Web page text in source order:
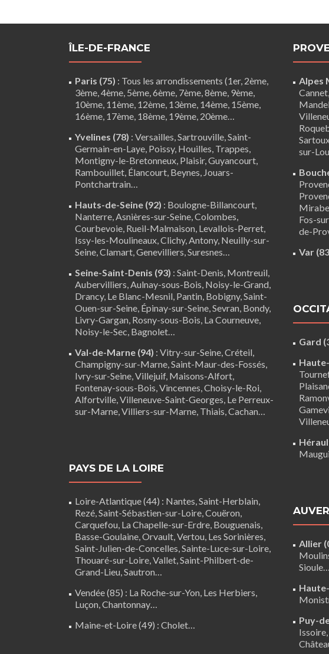
ÎLE-DE-FRANCE
Paris (75) : Tous les arrondissements (1er, 2ème,
3ème, 4ème, 5ème, 6ème, 7ème, 8ème, 9ème,
10ème, 11ème, 12ème, 13ème, 14ème, 15ème,
16ème, 17ème, 18ème, 19ème, 20ème…
Yvelines (78) : Versailles,Sartrouville,Saint-
Germain-en-Laye, Poissy, Houilles, Trappes,
Montigny-le-Bretonneux, Plaisir,Guyancourt,
Rambouillet, Élancourt, Beynes, Jouars-
Pontchartrain…
Hauts-de-Seine (92) : Boulogne-Billancourt,
Nanterre, Asnières-sur-Seine, Colombes,
Courbevoie, Rueil-Malmaison, Levallois-Perret,
Issy-les-Moulineaux, Clichy, Antony, Neuilly-sur-
Seine,Clamart, Genevilliers, Suresnes…
Seine-Saint-Denis (93) : Saint-Denis, Montreuil,
Aubervilliers, Aulnay-sous-Bois, Noisy-le-Grand,
Drancy, Le Blanc-Mesnil, Pantin, Bobigny, Saint-
Ouen-sur-Seine, Épinay-sur-Seine, Sevran, Bondy,
Livry-Gargan, Rosny-sous-Bois, La Courneuve,
Noisy-le-Sec, Bagnolet…
Val-de-Marne (94) : Vitry-sur-Seine,Créteil,
Champigny-sur-Marne, Saint-Maur-des-Fossés,
Ivry-sur-Seine, Villejuif, Maisons-Alfort,
Fontenay-sous-Bois,Vincennes, Choisy-le-Roi,
Alfortville, Villeneuve-Saint-Georges, Le Perreux-
sur-Marne, Villiers-sur-Marne, Thiais, Cachan…
PAYS DE LA LOIRE
Loire-Atlantique (44) : Nantes,Saint-Herblain,
Rezé, Saint-Sébastien-sur-Loire,Couëron,
Carquefou, La Chapelle-sur-Erdre, Bouguenais,
Basse-Goulaine, Orvault,Vertou, Les Sorinières,
Saint-Julien-de-Concelles,Sainte-Luce-sur-Loire,
Thouaré-sur-Loire, Vallet, Saint-Philbert-de-
Grand-Lieu, Sautron…
Vendée (85) : La Roche-sur-Yon, Les Herbiers,
Luçon,Chantonnay…
Maine-et-Loire (49) : Cholet…
Alpes
Cannet,
sur-
Fos-
de-
Var
Gard
Allier
Sioule…
Puy-
Issoire,